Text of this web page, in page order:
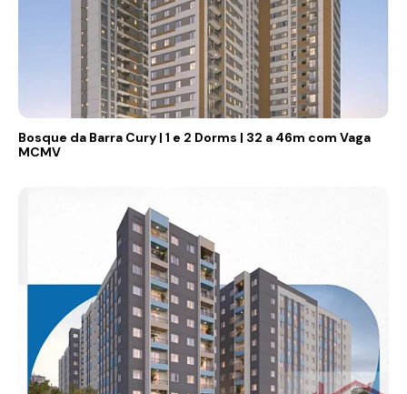
Bosque da Barra Cury | 1 e 2 Dorms | 32 a 46m com Vaga
MCMV